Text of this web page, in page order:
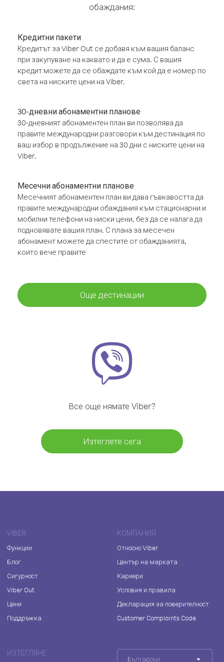
обаждания:
Кредитни пакети
Кредитът за Viber Out се добавя към вашия баланс
при закупуване на каквато и да е сума. С вашия
кредит можете да се обаждате към кой да е номер по
света на ниските цени на Viber.
30-дневни абонаментни планове
30-дневният абонаментен план ви позволява да
правите международни разговори към дестинация по
ваш избор в продължение на 30 дни с ниските цени на
Viber.
Месечни абонаментни планове
Месечният абонаментен план ви дава гъвкавостта да
правите международни обаждания към стационарни и
мобилни телефони на ниски цени, без да се налага да
подновявате вашия план. С плана за месечен
абонамент можете да спестите от обажданията,
които вече правите
Още дестинации
Все още нямате Viber?
Изтеглете сега
VIBER
Функции
Блог
Сигурност
Viber Out
Цени
Поддръжка
КОМПАНИЯ
Относно Viber
Център на марката
Кариери
Условия и правила
Декларация за поверителност
Customer Complaints Code
ИЗТЕГЛЯНЕ
Български